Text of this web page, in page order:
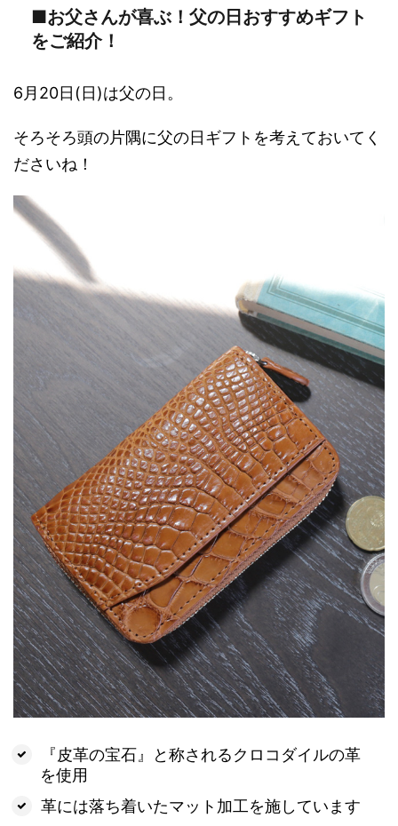
■お父さんが喜ぶ！父の日おすすめギフト
をご紹介！
6月20日(日)は父の日。
そろそろ頭の片隅に父の日ギフトを考えておいてく
ださいね！
『皮革の宝石』と称されるクロコダイルの革
を使用
革には落ち着いたマット加工を施しています